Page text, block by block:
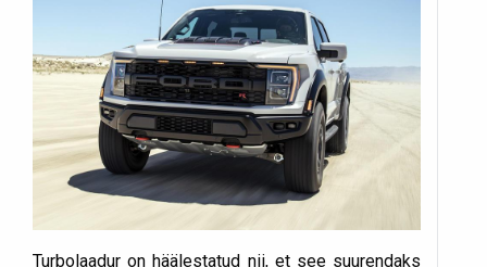
Turbolaadur on häälestatud nii, et see suurendaks